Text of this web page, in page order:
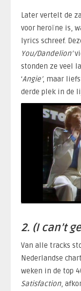
Later vertelt de
voor heroïne is,
lyrics schreef.
You/Dandelion’
stonden ze veel
‘Angie’, maar
derde plek in de
2. (I can’t
Van alle tracks
Nederlandse
weken in de top
Satisfaction,